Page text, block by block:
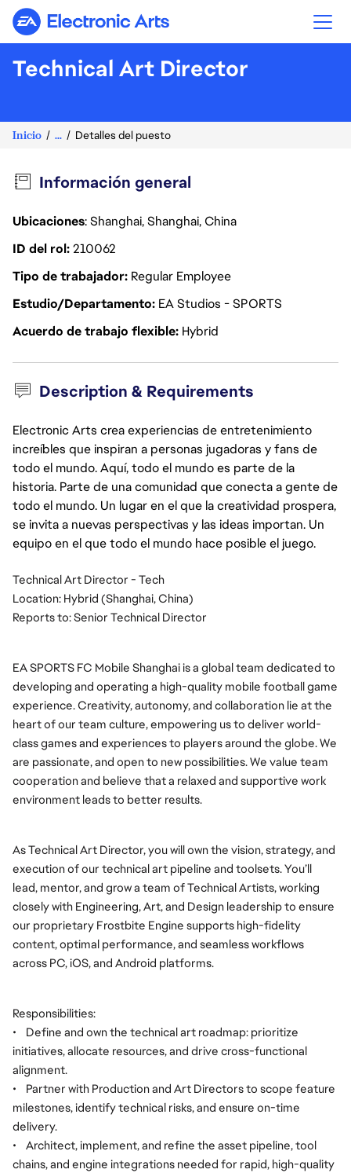
Electronic Arts
Technical Art Director
Inicio ... Detalles del puesto
Información general
Ubicaciones: Shanghai, Shanghai, China
ID del rol210062
Tipo de trabajador Regular Employee
Estudio/Departamento EA Studios - SPORTS
Acuerdo de trabajo flexible Hybrid
Description & Requirements
Electronic Arts crea experiencias de entretenimiento
increíbles que inspiran a personas jugadoras y fans de
todo el mundo. Aquí, todo el mundo es parte de la
historia. Parte de una comunidad que conecta a gente de
todo el mundo. Un lugar en el que la creatividad prospera,
se invita a nuevas perspectivas y las ideas importan. Un
equipo en el que todo el mundo hace posible el juego.
Technical Art Director - Tech
Location: Hybrid (Shanghai, China)
Reports to: Senior Technical Director
EA SPORTS FC Mobile Shanghai is a global team dedicated to
developing and operating a high-quality mobile football game
experience. Creativity, autonomy, and collaboration lie at the
heart of our team culture, empowering us to deliver world-
class games and experiences to players around the globe. We
are passionate, and open to new possibilities. We value team
cooperation and believe that a relaxed and supportive work
environment leads to better results.
As Technical Art Director, you will own the vision, strategy, and
execution of our technical art pipeline and toolsets. You’ll
lead, mentor, and grow a team of Technical Artists, working
closely with Engineering, Art, and Design leadership to ensure
our proprietary Frostbite Engine supports high-fidelity
content, optimal performance, and seamless workflows
across PC, iOS, and Android platforms.
Responsibilities:
•
Define and own the technical art roadmap: prioritize
initiatives, allocate resources, and drive cross-functional
alignment.
•
Partner with Production and Art Directors to scope feature
milestones, identify technical risks, and ensure on-time
delivery.
•
Architect, implement, and refine the asset pipeline, tool
chains, and engine integrations needed for rapid, high-quality